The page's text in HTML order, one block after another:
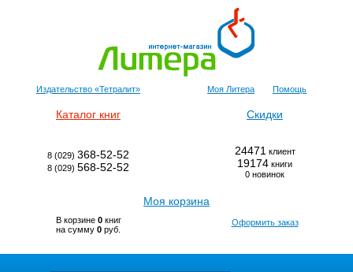
Издательство «Тетралит» Моя Литера Помощь
Каталог книг Скидки
8 (029) 368-52-52
8 (029) 568-52-52
24471 клиент
19174 книги
0 новинок
Моя корзина
В корзине 0книг
на сумму 0 руб.
Оформить заказ